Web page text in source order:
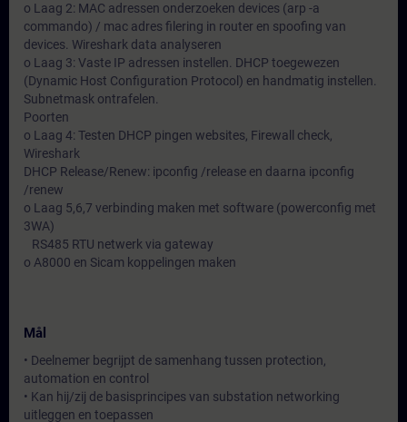
o Laag 2: MAC adressen onderzoeken devices (arp -a
commando) / mac adres filering in router en spoofing van
devices. Wireshark data analyseren
o Laag 3: Vaste IP adressen instellen. DHCP toegewezen
(Dynamic Host Configuration Protocol) en handmatig instellen.
Subnetmask ontrafelen.
Poorten
o Laag 4: Testen DHCP pingen websites, Firewall check,
Wireshark
DHCP Release/Renew: ipconfig /release en daarna ipconfig
/renew
o Laag 5,6,7 verbinding maken met software (powerconfig met
3WA)
RS485 RTU netwerk via gateway
o A8000 en Sicam koppelingen maken
Mål
• Deelnemer begrijpt de samenhang tussen protection,
automation en control
• Kan hij/zij de basisprincipes van substation networking
uitleggen en toepassen